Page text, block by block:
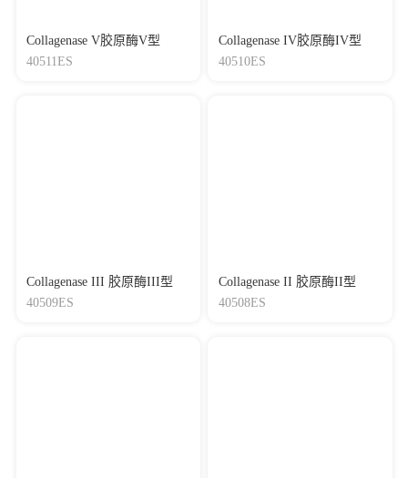
Collagenase V胶原酶V型
40511ES
Collagenase IV胶原酶IV型
40510ES
Collagenase III 胶原酶III型
40509ES
Collagenase II 胶原酶II型
40508ES